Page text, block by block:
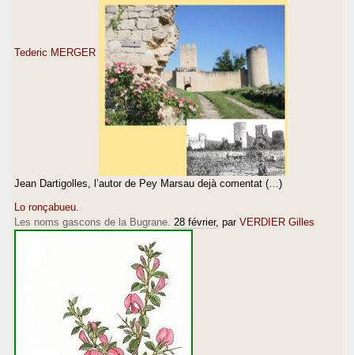
Tederic MERGER
Jean Dartigolles, l’autor de Pey Marsau dejà comentat (…)
Lo ronçabueu.
Les noms gascons de la Bugrane. 28 février, par VERDIER Gilles